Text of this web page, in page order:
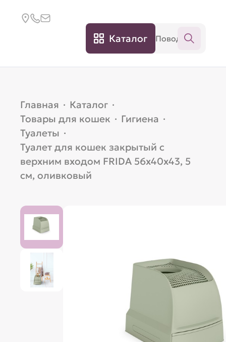
Каталог
Главная · Каталог ·
Товары для кошек · Гигиена ·
Туалеты ·
Туалет для кошек закрытый с
верхним входом FRIDA 56х40х43, 5
см, оливковый